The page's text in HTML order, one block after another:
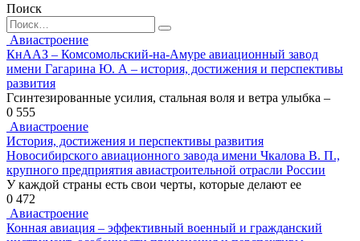
Поиск
Search
for:
Авиастроение
КнААЗ – Комсомольский-на-Амуре авиационный завод
имени Гагарина Ю. А – история, достижения и перспективы
развития
Гсинтезированные усилия, стальная воля и ветра улыбка –
0 555
Авиастроение
История, достижения и перспективы развития
Новосибирского авиационного завода имени Чкалова В. П.,
крупного предприятия авиастроительной отрасли России
У каждой страны есть свои черты, которые делают ее
0 472
Авиастроение
Конная авиация – эффективный военный и гражданский